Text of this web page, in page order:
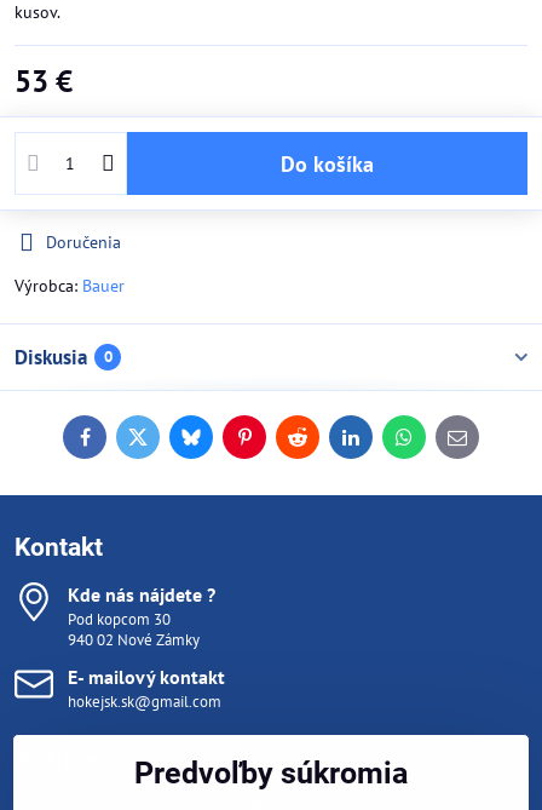
kusov.
53 €
Do košíka
Doručenia
Výrobca: Bauer
Diskusia 0
FacebookTwitterBlueskyPinterestReddit LinkedInWhatsApp
E-
mail
Kontakt
Kde nás nájdete ?
Pod kopcom 30
940 02 Nové Zámky
E- mailový kontakt
hokejsk.sk@gmail.com
Predvoľby súkromia